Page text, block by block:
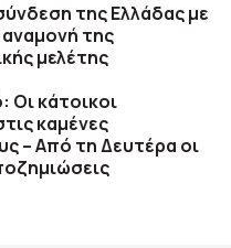
της Ελλάδας με
της
μελέτης
Οι κάτοικοι
καμένες
– Aπό τη Δευτέρα οι